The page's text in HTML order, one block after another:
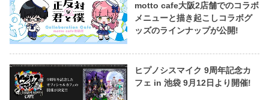
motto cafe大阪2店舗でのコラボ
メニューと描き起こしコラボグ
ッズのラインナップが公開!
ヒプノシスマイク 9周年記念カ
フェ in 池袋 9月12日より開催!